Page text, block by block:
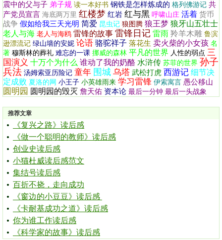
震中的父与子 弟子规 读一本好书 钢铁是怎样炼成的 格列佛游记 共
产党员宣言 海底两万里 红楼梦 红岩 红与黑 呼啸山庄 活着 货币
战争 假如给我三天光明 简爱 昆虫记 狼图腾 狼王梦 狼牙山五壮士
老人与海 老人与海鸥 雷锋的故事 雷锋日记 雷雨 羚羊木雕 鲁滨
逊漂流记 绿山墙的安妮 论语 骆驼祥子 落花生 卖火柴的小女孩 名
著 穆斯林的葬礼 难忘的一课 挪威的森林 平凡的世界 人性的弱点 三
国演义 十万个为什么 谁动了我的奶酪 水浒传 苏菲的世界 孙子
兵法 汤姆索亚历险记 童年 围城 乌塔 武松打虎 西游记 细节决
定成败 夏洛的网 小王子 小英雄雨来 学习雷锋 伊索寓言 愚公移山
圆明园 圆明园的毁灭 詹天佑 资本论 最后一分钟 最后一头战象
推荐文章
《复兴之路》读后感
《做一个聪明的教师》读后感
创业史读后感
小猫杜威读后感范文
集结号读后感
百折不挠，走向成功
《窗边的小豆豆》读后感
《卡耐基成功之道》读后感
你为谁工作读后感
《科学家的故事》读后感